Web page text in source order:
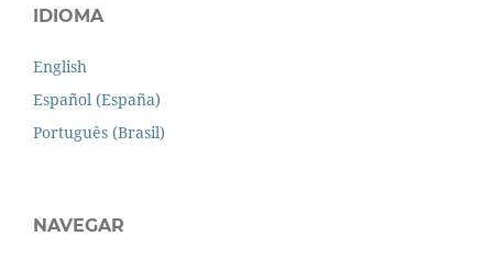
IDIOMA
English
Español (España)
Português (Brasil)
NAVEGAR